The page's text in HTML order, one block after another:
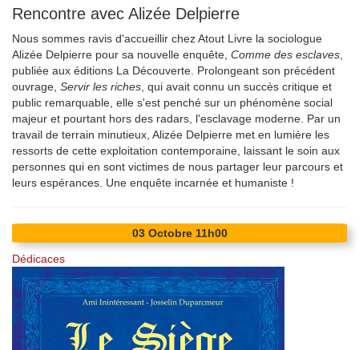
Rencontre avec Alizée Delpierre
Nous sommes ravis d'accueillir chez Atout Livre la sociologue
Alizée Delpierre pour sa nouvelle enquête, Comme des esclaves
publiée aux éditions La Découverte. Prolongeant son précédent
ouvrage, Servir les riches , qui avait connu un succès critique et
public remarquable, elle s'est penché sur un phénomène social
majeur et pourtant hors des radars, l'esclavage moderne. Par un
travail de terrain minutieux, Alizée Delpierre met en lumière les
ressorts de cette exploitation contemporaine, laissant le soin aux
personnes qui en sont victimes de nous partager leur parcours et
leurs espérances. Une enquête incarnée et humaniste !
03 Octobre 11h00
Dédicaces